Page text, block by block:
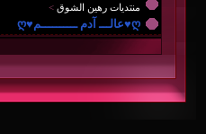
منتديات رهين الشوق >
ღ♥عالـــ آدم ــــــــــم♥ღ